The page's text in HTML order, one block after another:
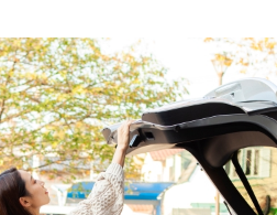
観光】オーシャンサイド
Fish and Chipsへ｜港で食べる